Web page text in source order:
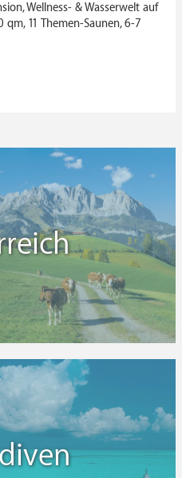
Wellness- & Wasserwelt auf
11 Themen-Saunen, 6-7